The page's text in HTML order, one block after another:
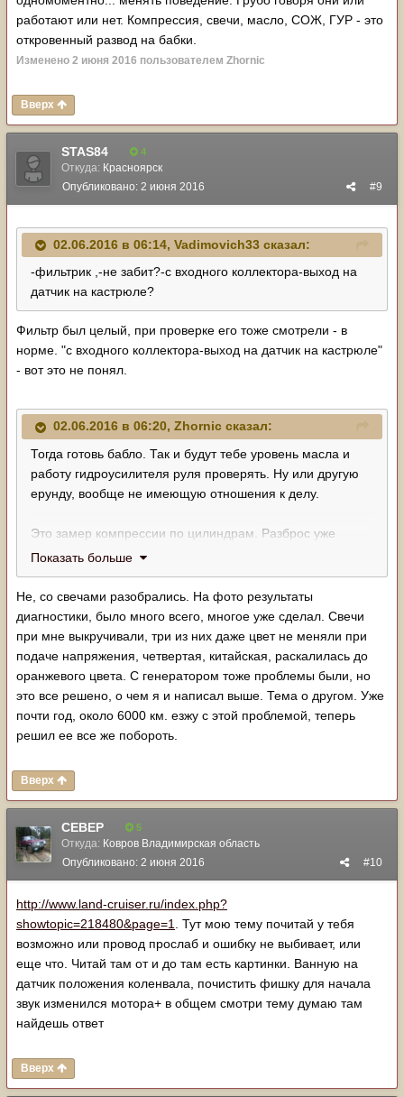
работают или нет. Компрессия, свечи, масло, СОЖ, ГУР - это
откровенный развод на бабки.
Изменено 2 июня 2016 пользователем Zhornic
Вверх
STAS84 4
Откуда: Красноярск
#9
Опубликовано: 2 июня 2016
02.06.2016 в 06:14, Vadimovich33 сказал:
-фильтрик ,-не забит?-с входного коллектора-выход на
датчик на кастрюле?
Фильтр был целый, при проверке его тоже смотрели - в
норме. "с входного коллектора-выход на датчик на кастрюле"
- вот это не понял.
02.06.2016 в 06:20, Zhornic сказал:
Тогда готовь бабло. Так и будут тебе уровень масла и
работу гидроусилителя руля проверять. Ну или другую
ерунду, вообще не имеющую отношения к делу.
Это замер компрессии по цилиндрам. Разброс уже
большой, не не критический.
имеют обыкновения то работать нормально, то
одномоментно... менять поведение. Грубо говоря они
или работают или нет. Компрессия, свечи, масло, СОЖ,
ГУР - это откровенный развод на бабки.
Показать больше
Не, со свечами разобрались. На фото результаты
диагностики, было много всего, многое уже сделал. Свечи
при мне выкручивали, три из них даже цвет не меняли при
подаче напряжения, четвертая, китайская, раскалилась до
оранжевого цвета. С генератором тоже проблемы были, но
это все решено, о чем я и написал выше. Тема о другом. Уже
почти год, около 6000 км. езжу с этой проблемой, теперь
решил ее все же побороть.
Вверх
CEBEP 5
Откуда: Ковров Владимирская область
#10
Опубликовано: 2 июня 2016
http://www.land-cruiser.ru/index.php?
showtopic=218480&page=1
. Тут мою тему почитай у тебя
возможно или провод прослаб и ошибку не выбивает, или
еще что. Читай там от и до там есть картинки. Ванную на
датчик положения коленвала, почистить фишку для начала
звук изменился мотора+ в общем смотри тему думаю там
найдешь ответ
Вверх